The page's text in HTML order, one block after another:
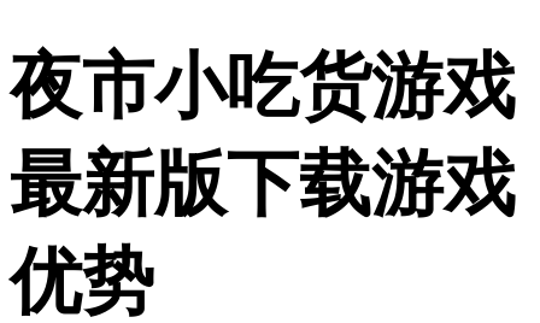
夜市小吃货游戏
最新版下载游戏
优势